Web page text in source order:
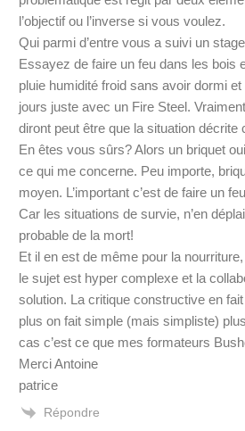
l’objectif ou l’inverse si vous voulez.
Qui parmi d’entre vous a suivi un
Essayez de faire un feu dans les bois
pluie humidité froid sans avoir dormi
jours juste avec un Fire Steel.
diront peut être que la situation
En êtes vous sûrs? Alors un briquet
ce qui me concerne. Peu importe,
moyen. L’important c’est de faire un
Car les situations de survie, n’en
probable de la mort!
Et il en est de même pour la nourriture,
le sujet est hyper complexe et la
solution. La critique constructive en
plus on fait simple (mais simpliste)
cas c’est ce que mes formateurs
Merci Antoine
patrice
Répondre